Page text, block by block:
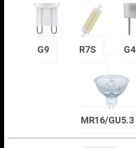
G9 R7S G4
MR16/GU5.3